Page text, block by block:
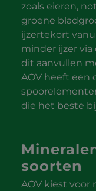
zoals eieren,
groene
ijzertekort
minder ijzer
dit aanvullen
AOV heeft een
die het beste
soorten
AOV kiest voor